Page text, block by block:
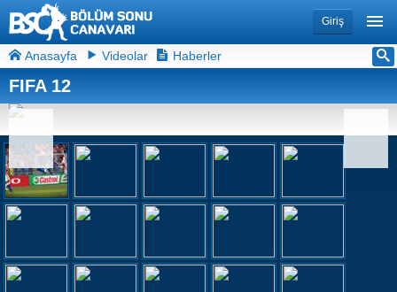
Giriş
Anasayfa Videolar Haberler
FIFA 12